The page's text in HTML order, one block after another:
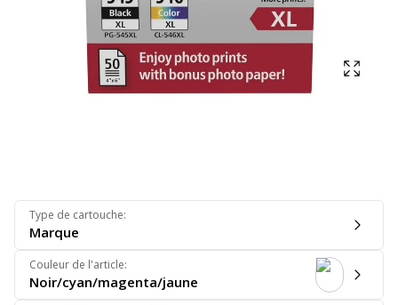
Type de cartouche:
Marque
Couleur de l'article:
Noir/cyan/magenta/jaune